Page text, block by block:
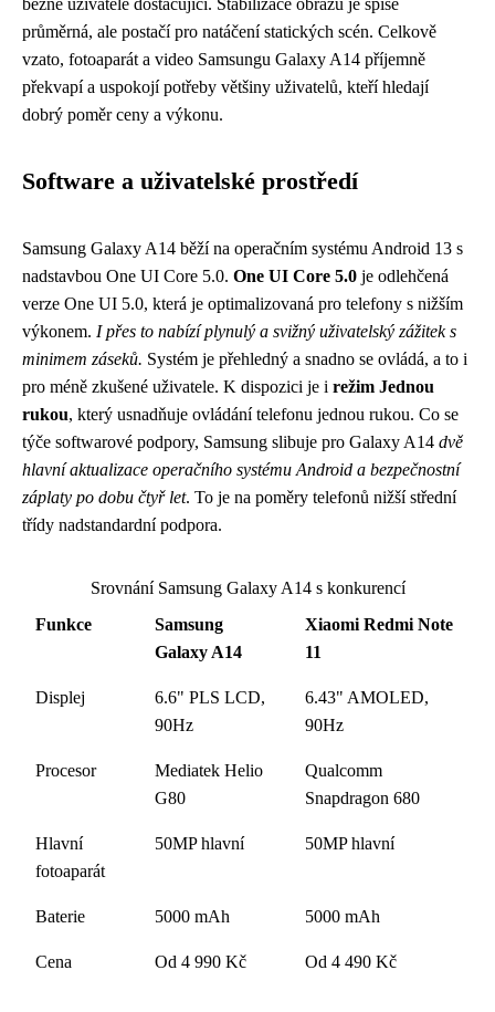
běžné uživatele dostačující. Stabilizace obrazu je spíše
průměrná, ale postačí pro natáčení statických scén. Celkově
vzato, fotoaparát a video Samsungu Galaxy A14 příjemně
překvapí a uspokojí potřeby většiny uživatelů, kteří hledají
dobrý poměr ceny a výkonu.
Software a uživatelské prostředí
Samsung Galaxy A14 běží na operačním systému Android 13 s
nadstavbou One UI Core 5.0. One UI Core 5.0 je odlehčená
verze One UI 5.0, která je optimalizovaná pro telefony s nižším
výkonem. I přes to nabízí plynulý a svižný uživatelský zážitek s
minimem záseků. Systém je přehledný a snadno se ovládá, a to i
pro méně zkušené uživatele. K dispozici je i režim Jednou
rukou, který usnadňuje ovládání telefonu jednou rukou. Co se
týče softwarové podpory, Samsung slibuje pro Galaxy A14 dvě
hlavní aktualizace operačního systému Android a bezpečnostní
záplaty po dobu čtyř let. To je na poměry telefonů nižší střední
třídy nadstandardní podpora.
Srovnání Samsung Galaxy A14 s konkurencí
Funkce
Samsung
Galaxy A14
Xiaomi Redmi Note
11
Displej
6.6" PLS LCD,
90Hz
6.43" AMOLED,
90Hz
Procesor
Mediatek Helio
G80
Qualcomm
Snapdragon 680
Hlavní
fotoaparát
50MP hlavní 50MP hlavní
Baterie 5000 mAh 5000 mAh
Cena Od 4 990 Kč Od 4 490 Kč